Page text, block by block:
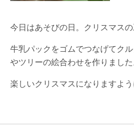
今日はあそびの日。クリスマスの
牛乳パックをゴムでつなげてク
やツリーの絵合わせを作りました
楽しいクリスマスになりますよ